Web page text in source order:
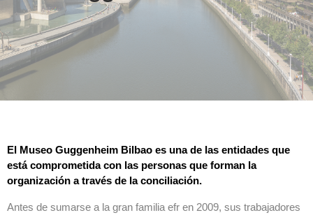
El Museo Guggenheim Bilbao es una de las entidades que
está comprometida con las personas que forman la
organización a través de la conciliación.
Antes de sumarse a la gran familia efr en 2009, sus trabajadores